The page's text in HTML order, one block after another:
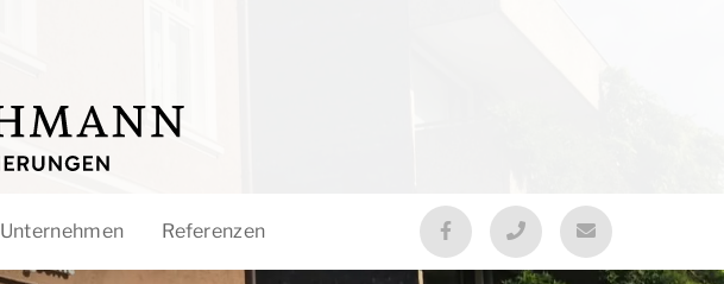
Unternehmen Referenzen